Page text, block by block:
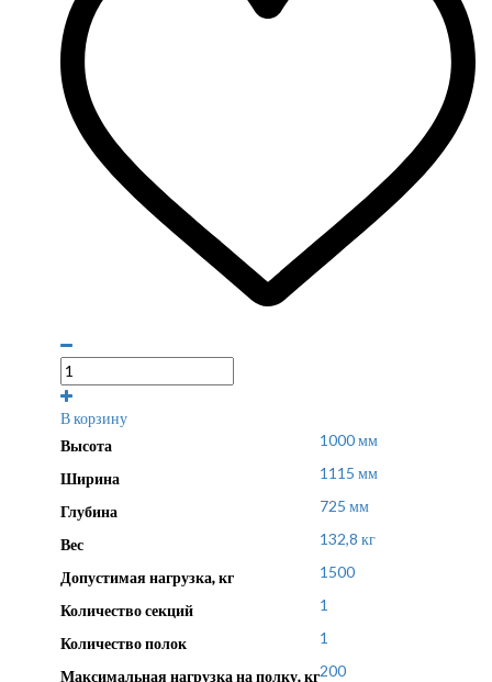
В корзину
Высота
1000 мм
Ширина 1115 мм
Глубина 725 мм
Вес 132,8 кг
Допустимая нагрузка, кг 1500
Количество секций 1
Количество полок 1
Максимальная нагрузка на полку, кг200